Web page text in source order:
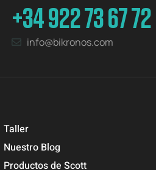
+34 922 73 67 72
info@bikronos.com
Taller
Nuestro Blog
Productos de Scott